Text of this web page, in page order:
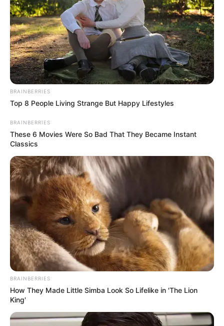
Ακολουθήστε το evianews.com στοGoogle
News
ΤΑ ΠΙΟ ΔΗΜΟΦΙΛΗ
BRAINBERRIES
Top 8 People Living Strange But Happy Lifestyles
BRAINBERRIES
These 6 Movies Were So Bad That They Became Instant
Classics
BRAINBERRIES
How They Made Little Simba Look So Lifelike in 'The Lion
King'